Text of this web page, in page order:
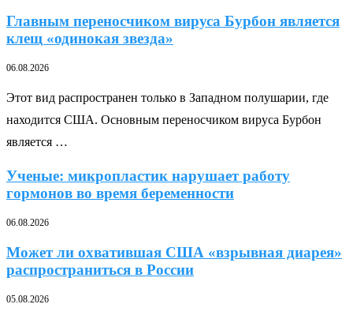
Главным переносчиком вируса Бурбон является
клещ «одинокая звезда»
06.08.2026
Этот вид распространен только в Западном полушарии, где
находится США. Основным переносчиком вируса Бурбон
является …
Ученые: микропластик нарушает работу
гормонов во время беременности
06.08.2026
Может ли охватившая США «взрывная диарея»
распространиться в России
05.08.2026